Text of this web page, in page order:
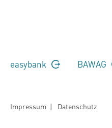
easybank BAWAG
Impressum | Datenschutz